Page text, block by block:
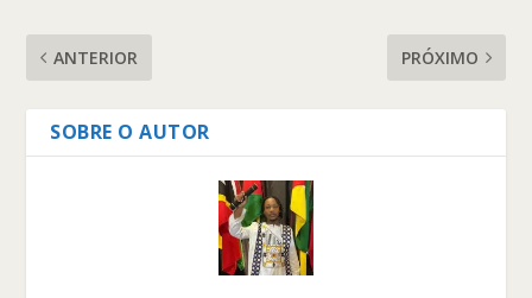
ANTERIOR PRÓXIMO
SOBRE O AUTOR